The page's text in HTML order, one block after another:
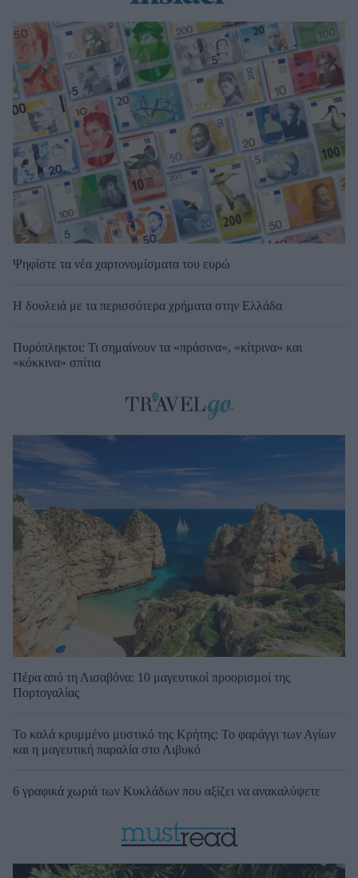
Ψηφίστε τα νέα χαρτονομίσματα του ευρώ
Η δουλειά με τα περισσότερα χρήματα στην Ελλάδα
Πυρόπληκτοι: Τι σημαίνουν τα «πράσινα», «κίτρινα» και
«κόκκινα» σπίτια
Πέρα από τη Λισαβόνα: 10 μαγευτικοί προορισμοί της
Πορτογαλίας
Το καλά κρυμμένο μυστικό της Κρήτης: Το φαράγγι των Αγίων
και η μαγευτική παραλία στο Λιβυκό
6 γραφικά χωριά των Κυκλάδων που αξίζει να ανακαλύψετε